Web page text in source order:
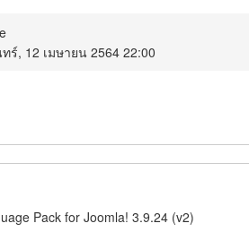
ร์, 12 เมษายน 2564 22:00
Pack for Joomla! 3.9.24 (v2)